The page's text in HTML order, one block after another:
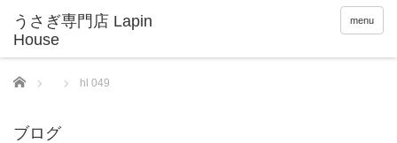
menu
Home hl 049
ブログ